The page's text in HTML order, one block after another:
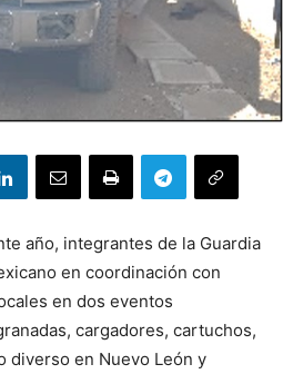
año, integrantes de la Guardia
en coordinación con
en dos eventos
cargadores, cartuchos,
diverso en Nuevo León y